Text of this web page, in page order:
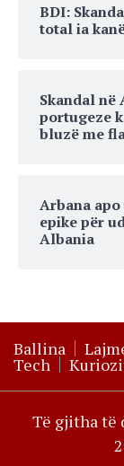
BDI:
total ia
Skandal në
portugeze
bluzë me
Arbana
epike për
Albania
Ballina
Tech
Të gjitha të